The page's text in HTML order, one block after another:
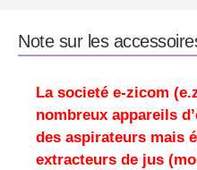
Note sur les
La societé e-zicom
nombreux appareils
des aspirateurs mais
extracteurs de jus